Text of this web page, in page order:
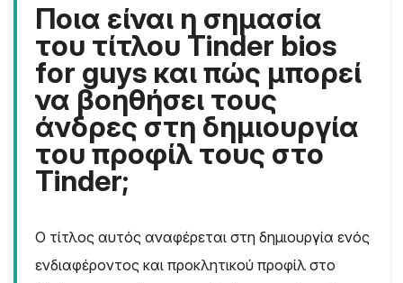
Ποια είναι η σημασία
του τίτλου Tinder bios
for guys και πώς μπορεί
να βοηθήσει τους
άνδρες στη δημιουργία
του προφίλ τους στο
Tinder;
Ο τίτλος αυτός αναφέρεται στη δημιουργία ενός
ενδιαφέροντος και προκλητικού προφίλ στο